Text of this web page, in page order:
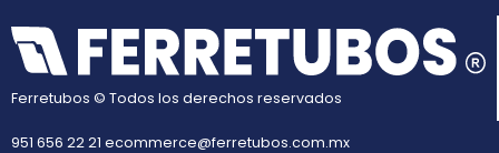
Ferretubos © Todos los derechos reservados
951 656 22 21 ecommerce@ferretubos.com.mx